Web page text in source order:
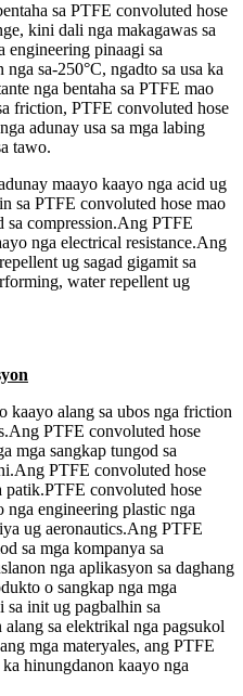
sa PTFE convoluted hose
kini dali nga makagawas sa
engineering pinaagi sa
sa-250°C, ngadto sa usa ka
nga bentaha sa PTFE mao
friction, PTFE convoluted hose
adunay usa sa mga labing
tawo.
maayo kaayo nga acid ug
sa PTFE convoluted hose mao
sa compression.Ang PTFE
nga electrical resistance.Ang
ug sagad gigamit sa
water repellent ug
kaayo alang sa ubos nga friction
PTFE convoluted hose
mga sangkap tungod sa
PTFE convoluted hose
patik.PTFE convoluted hose
nga engineering plastic nga
ug aeronautics.Ang PTFE
sa mga kompanya sa
nga aplikasyon sa daghang
o sangkap nga mga
sa init ug pagbalhin sa
sa elektrikal nga pagsukol
mga materyales, ang PTFE
hinungdanon kaayo nga